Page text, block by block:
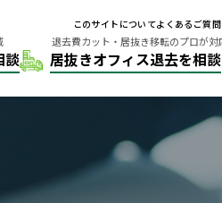
よくあるご質問
このサイトについて